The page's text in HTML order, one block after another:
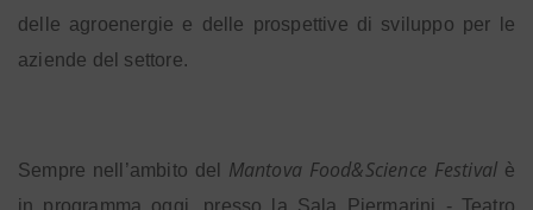
delle agroenergie e delle prospettive di sviluppo per le
aziende del settore.
Sempre nell’ambito del Mantova Food&Science Festival è
in programma oggi, presso la Sala Piermarini - Teatro